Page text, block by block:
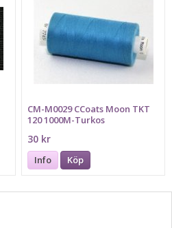
CM-M0029 CCoats Moon TKT
120 1000M-Turkos
30 kr
Info Köp